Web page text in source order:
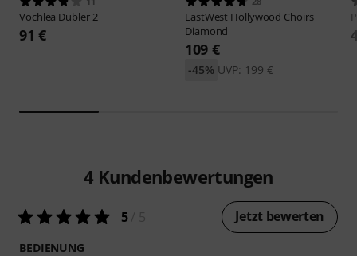
Vochlea Dubler 2
91 €
EastWest Hollywood Choirs
Diamond
109 €
UVP: 199 €
-45%
4 Kundenbewertungen
5/ 5 Jetzt bewerten
BEDIENUNG